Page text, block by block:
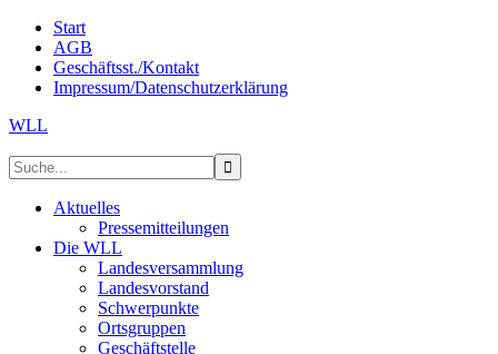
Start
AGB
Geschäftsst./Kontakt
Impressum/Datenschutzerklärung
WLL
Aktuelles
Pressemitteilungen
Die WLL
Landesversammlung
Landesvorstand
Schwerpunkte
Ortsgruppen
Geschäftstelle